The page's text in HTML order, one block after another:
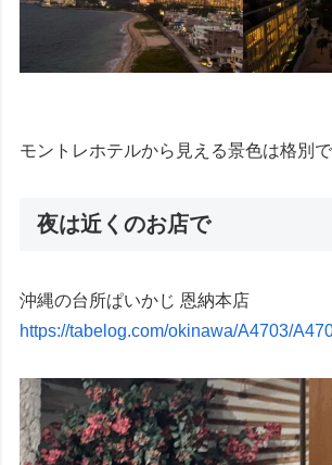
モントレホテルから見える景色は格別で
夜は近くのお店で
沖縄の台所ぱいかじ 恩納本店
https://tabelog.com/okinawa/A4703/